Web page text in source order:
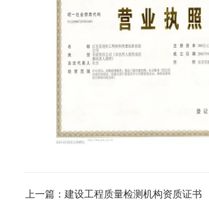
上一篇： 建设工程质量检测机构资质证书